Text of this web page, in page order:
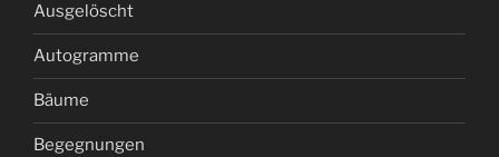
Ausgelöscht
Autogramme
Bäume
Begegnungen